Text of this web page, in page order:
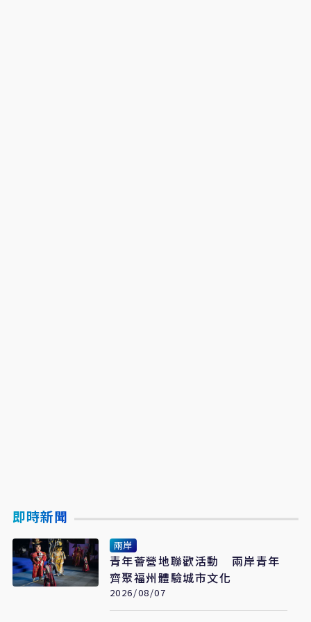
即時新聞
兩岸
青年薈營地聯歡活動 兩岸青年
齊聚福州體驗城市文化
2026/08/07